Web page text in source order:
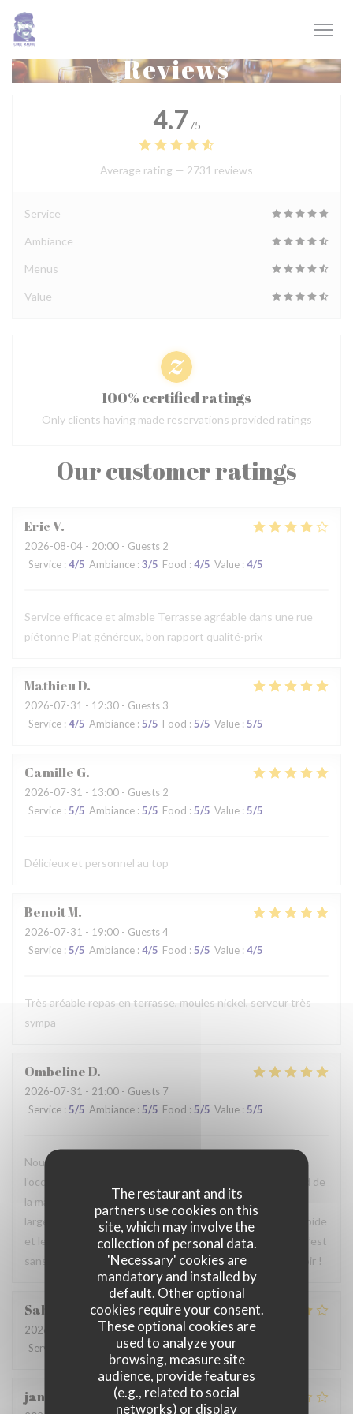
Personalizing your cookie choices
The restaurant and its
partners use cookies on this
site, which may involve the
collection of personal data.
'Necessary' cookies are
mandatory and installed by
default. Other optional
cookies require your consent.
These optional cookies are
used to analyze your
browsing, measure site
audience, provide features
(e.g., related to social
networks) or display
Reviews
Our customer ratings
EricV
2026-08-04 - 20:00 - Guests 2
Service : 4/5 Ambiance : 3/5 Food : 4/5 Value : 4/5
Service efficace et aimable Terrasse agréable dans une rue
piétonne Plat généreux, bon rapport qualité-prix
MathieuD
2026-07-31 - 12:30 - Guests 3
Service : 4/5 Ambiance : 5/5 Food : 5/5 Value : 5/5
Camille G
2026-07-31 - 13:00 - Guests 2
Service : 5/5 Ambiance : 5/5 Food : 5/5 Value : 5/5
Délicieux et personnel au top
BenoitM
2026-07-31 - 19:00 - Guests 4
Service : 5/5 Ambiance : 4/5 Food : 5/5 Value : 4/5
Très aréable repas en terrasse, moules nickel, serveur très
sympa
OmbelineD
2026-07-31 - 21:00 - Guests 7
Service : 5/5 Ambiance : 5/5 Food : 5/5 Value : 5/5
Nous avons passé un agréable moment en famille. Ce fut
l’occasion, pour certains d’entre nous, de découvrir le Nord de
la manière la plus authentique qui soit. Le repas était
largement à la hauteur de nos attentes, le service était rapide
et le personnel particulièrement agréable et accueillant. C’est
sans hésiter que nous reviendrons. Au plaisir de vous revoir !
Sabrina
2026-07-25
- 21:00 - Guests 2
Service
Ambiance:4 /5 Food:4/5 Value
jan
4.7 /5
Average rating — 2731 reviews
Service
Ambiance
Menus
Value
100% certified ratings
Only clients having made reservations provided ratings